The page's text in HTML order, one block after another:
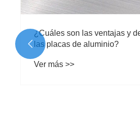
¿Cuáles son las ventajas y
las placas de aluminio?
Ver más >>
